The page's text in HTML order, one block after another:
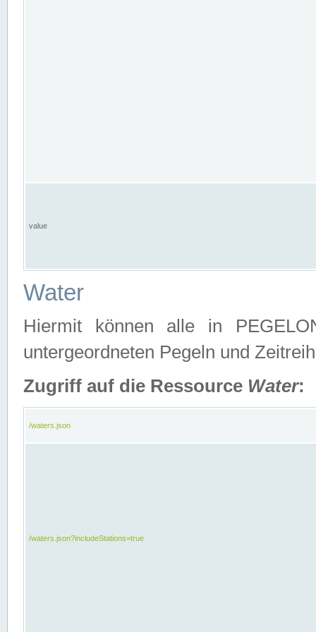
value
Water
Hiermit können alle in
untergeordneten Pegeln und
Zugriff auf die Ressource Water:
/waters.json
/waters.json?includeStations=true